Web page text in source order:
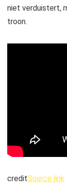
niet verduistert,
troon.
creditSource link